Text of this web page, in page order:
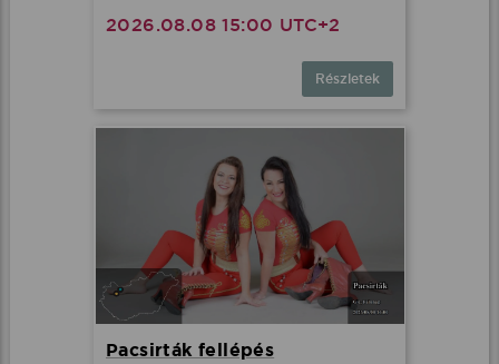
2026.08.08 15:00 UTC+2
Részletek
Pacsirták fellépés